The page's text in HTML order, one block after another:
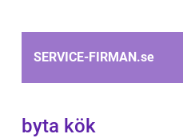
SERVICE-FIRMAN.se
byta kök